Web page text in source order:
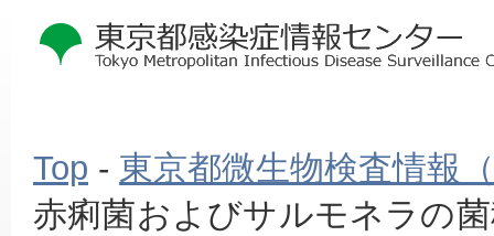
Top - 東京都微生物検査情報
赤痢菌およびサルモネラの